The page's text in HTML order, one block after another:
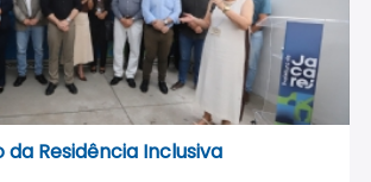
da Residência Inclusiva